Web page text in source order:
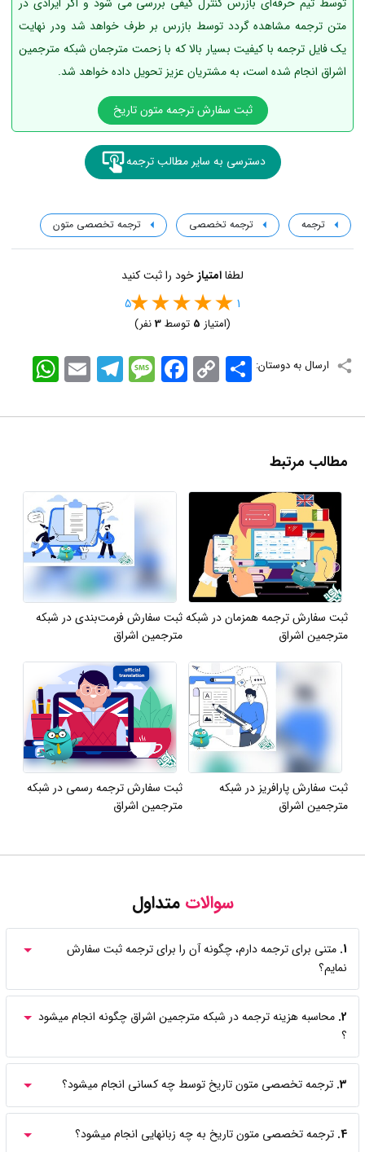
متن ترجمه مشاهده گردد توسط بازرس بر طرف خواهد شد ودر نهایت
یک فایل ترجمه با کیفیت بسیار بالا که با زحمت مترجمان شبکه مترجمین
اشراق انجام شده است، به مشتریان عزیز تحویل داده خواهد شد.
ثبت سفارش ترجمه متون تاریخ
دسترسی به سایر مطالب ترجمه
ترجمه ترجمه تخصصی ترجمه تخصصی متون
لطفاامتیاز خود را ثبت کنید
1
5
(امتیاز 5 توسط3نفر)
ارسال به دوستان: WhatsApp EmailTelegramMessageFacebook Copy
Link
اشتراک
مطالب مرتبط
ثبت سفارش ترجمه همزمان در شبکه
مترجمین اشراق
ثبت سفارش فرمت‌بندی در شبکه
مترجمین اشراق
ثبت سفارش پارافریز در شبکه
مترجمین اشراق
ثبت سفارش ترجمه رسمی در شبکه
مترجمین اشراق
سوالاتمتداول
1. متنی برای ترجمه دارم، چگونه آن را برای ترجمه ثبت سفارش
نمایم؟
2. محاسبه هزینه ترجمه در شبکه مترجمین اشراق چگونه انجام میشود
؟
3. ترجمه تخصصی متون تاریخ توسط چه کسانی انجام میشود؟
4. ترجمه تخصصی متون تاریخ به چه زبانهایی انجام میشود؟